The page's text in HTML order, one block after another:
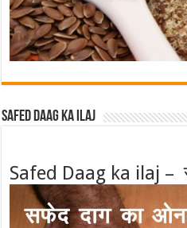
Safed Daag ka ilaj
Safed Daag ka ilaj –